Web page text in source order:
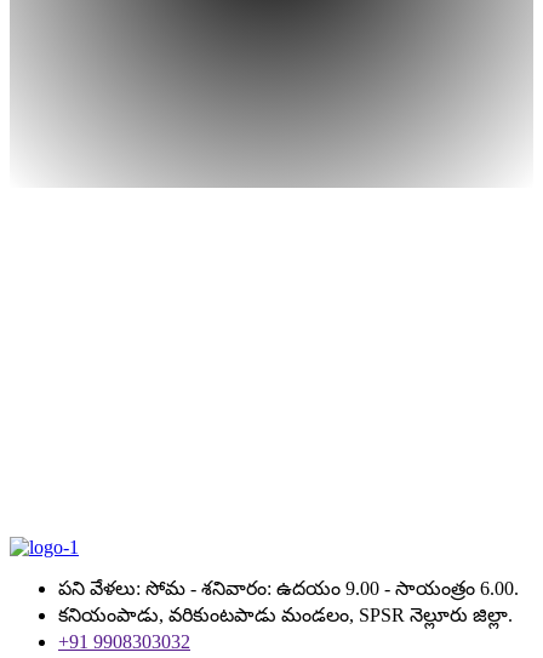
పని వేళలు: సోమ - శనివారం: ఉదయం 9.00 - సాయంత్రం 6.00.
కనియంపాడు, వరికుంటపాడు మండలం, SPSR నెల్లూరు జిల్లా.
+91 9908303032